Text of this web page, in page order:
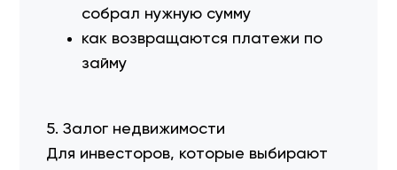
собрал нужную сумму
как возвращаются платежи по
займу
5. Залог недвижимости
Для инвесторов, которые выбирают